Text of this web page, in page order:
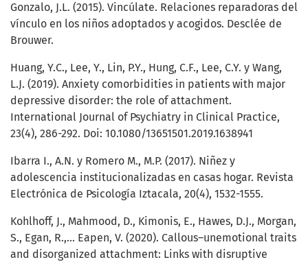
Gonzalo, J.L. (2015). Vincúlate. Relaciones reparadoras del
vínculo en los niños adoptados y acogidos. Desclée de
Brouwer.
Huang, Y.C., Lee, Y., Lin, P.Y., Hung, C.F., Lee, C.Y. y Wang,
L.J. (2019). Anxiety comorbidities in patients with major
depressive disorder: the role of attachment.
International Journal of Psychiatry in Clinical Practice,
23(4), 286-292. Doi: 10.1080/13651501.2019.1638941
Ibarra I., A.N. y Romero M., M.P. (2017). Niñez y
adolescencia institucionalizadas en casas hogar. Revista
Electrónica de Psicología Iztacala, 20(4), 1532-1555.
Kohlhoff, J., Mahmood, D., Kimonis, E., Hawes, D.J., Morgan,
S., Egan, R.,... Eapen, V. (2020). Callous–unemotional traits
and disorganized attachment: Links with disruptive